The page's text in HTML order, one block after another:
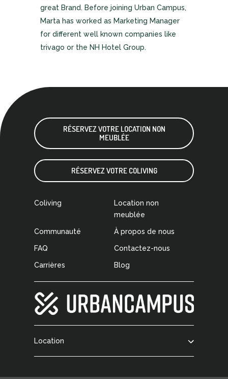
great Brand. Before joining Urban Campus,
Marta has worked as Marketing Manager
for different well known companies like
trivago or the NH Hotel Group.
Location
RÉSERVEZ VOTRE LOCATION NON
MEUBLÉE
RÉSERVEZ VOTRE COLIVING
Coliving
Location non
meublée
Communauté À propos de nous
FAQ Contactez-nous
Carrières Blog